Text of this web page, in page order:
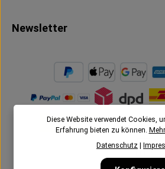
Newsletter
Diese Website verwendet Cookies,
Erfahrung bieten zu können.
Datenschutz |